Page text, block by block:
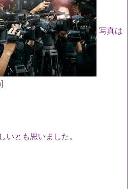
写真は
いとも思いました。